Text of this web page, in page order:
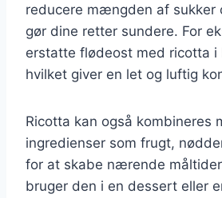
reducere mængden af sukker
gør dine retter sundere. For
erstatte flødeost med ricotta
hvilket giver en let og luftig
Ricotta kan også kombineres
ingredienser som frugt,
for at skabe nærende
bruger den i en dessert eller